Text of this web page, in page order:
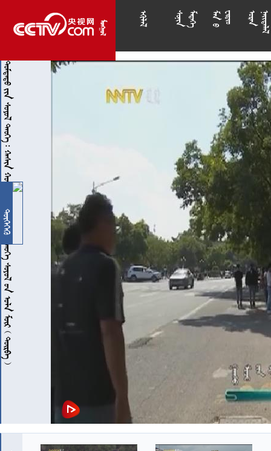
 








    











                 